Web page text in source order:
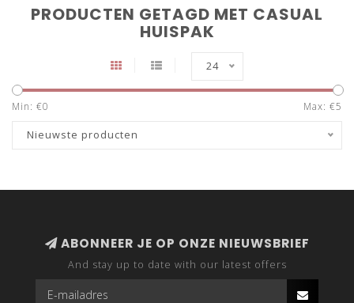
PRODUCTEN GETAGD MET CASUAL
HUISPAK
24
Min: €0 Max: €5
Nieuwste producten
ABONNEER JE OP ONZE NIEUWSBRIEF
And stay up to date with our latest offers